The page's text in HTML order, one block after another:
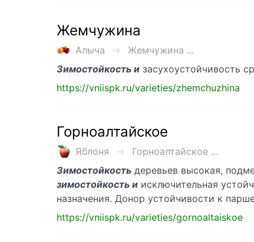
Жемчужина
Алыча
Жемчужина ...
Зимостойкость и засухоустойчивость
https://vniispk.ru/varieties/zhemchuzhina
Горноалтайское
Яблоня
Горноалтайское ...
Зимостойкость деревьев высокая,
зимостойкость и исключительная
назначения. Донор устойчивости к
https://vniispk.ru/varieties/gornoaltaiskoe